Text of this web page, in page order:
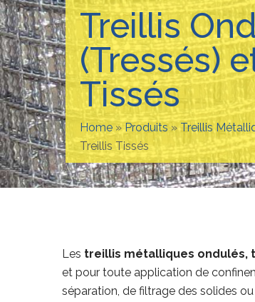
Treillis
(Tressés)
Tissés
Home »Produits »Treillis
Treillis Tissés
Les treillis métalliques ondulés,
et pour toute application de
séparation, de filtrage des solides